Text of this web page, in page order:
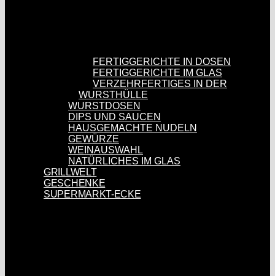
FERTIGGERICHTE IN DOSEN
FERTIGGERICHTE IM GLAS
VERZEHRFERTIGES IN DER
WURSTHÜLLE
WURSTDOSEN
DIPS UND SAUCEN
HAUSGEMACHTE NUDELN
GEWÜRZE
WEINAUSWAHL
NATÜRLICHES IM GLAS
GRILLWELT
GESCHENKE
SUPERMARKT-ECKE